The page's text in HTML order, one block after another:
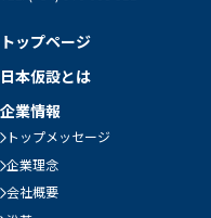
トップページ
日本仮設とは
企業情報
トップメッセージ
企業理念
会社概要